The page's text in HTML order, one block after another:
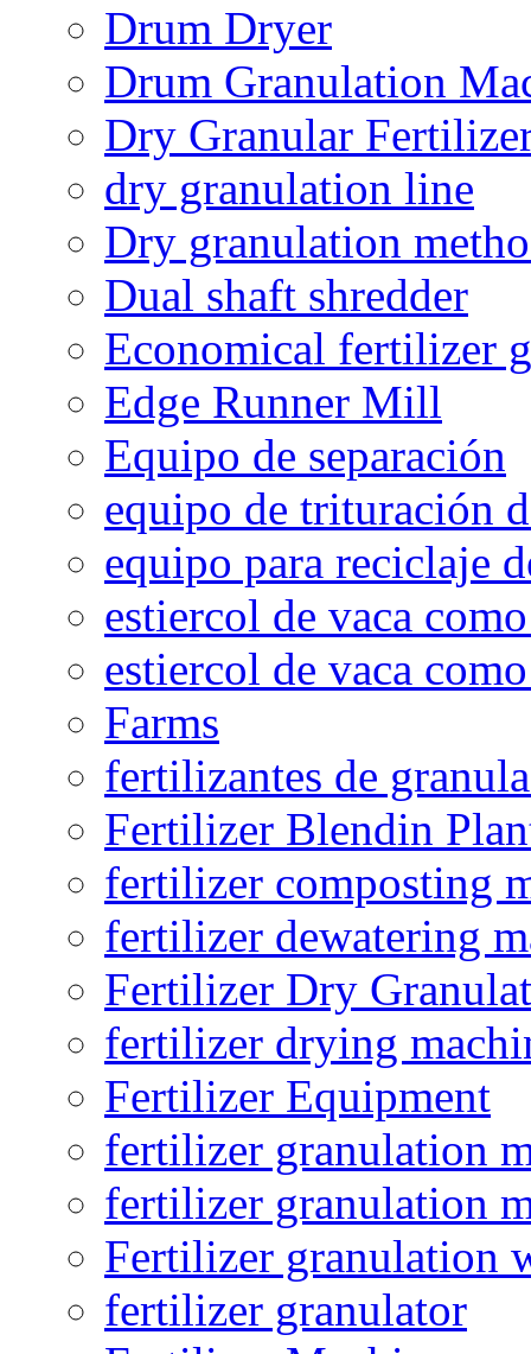
Drum Dryer
Drum Granulation
Dry Granular
dry granulation line
Dry granulation
Dual shaft shredder
Economical fertilizer
Edge Runner Mill
Equipo de separación
equipo de trituración
equipo para reciclaje
estiercol de vaca
estiercol de vaca
Farms
fertilizantes de
Fertilizer Blendin
fertilizer composting
fertilizer dewatering
Fertilizer Dry
fertilizer drying
Fertilizer Equipment
fertilizer granulation
fertilizer granulation
Fertilizer granulation
fertilizer granulator